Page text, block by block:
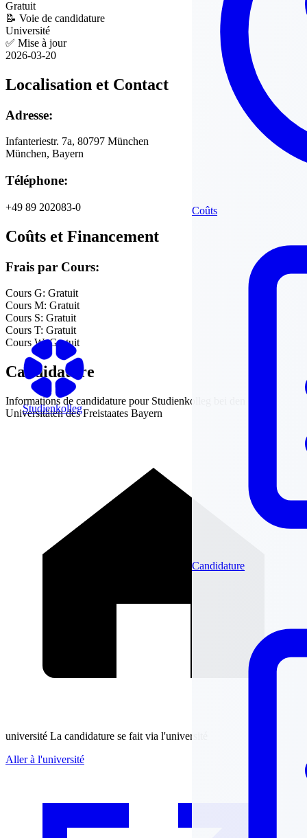
Studienkolleg
Coûts
Candidature
Gratuit
📝 Voie de candidature
Université
✅ Mise à jour
2026-03-20
Localisation et Contact
Adresse:
Infanteriestr. 7a, 80797 München
München, Bayern
Téléphone:
+49 89 202083-0
Coûts et Financement
Frais par Cours:
Cours G: Gratuit
Cours M: Gratuit
Cours S: Gratuit
Cours T: Gratuit
Cours W:Gratuit
Candidature
Informations de candidature pour Studienkolleg bei den
Universitäten des Freistaates Bayern
université La candidature se fait via l'université
Aller à l'université